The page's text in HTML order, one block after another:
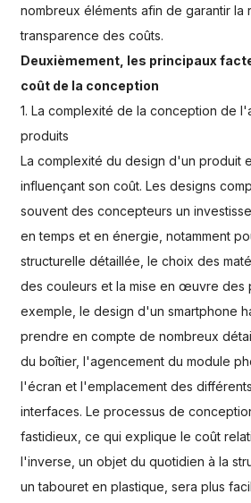
nombreux éléments afin de garantir la
transparence des coûts.
Deuxièmement, les principaux
coût de la conception
1. La complexité de la conception de
produits
La complexité du design d'un produit
influençant son coût. Les designs
souvent des concepteurs un
en temps et en énergie, notamment
structurelle détaillée, le choix des
des couleurs et la mise en œuvre des
exemple, le design d'un smartphone
prendre en compte de nombreux
du boîtier, l'agencement du module
l'écran et l'emplacement des
interfaces. Le processus de
fastidieux, ce qui explique le coût
l'inverse, un objet du quotidien à la
un tabouret en plastique, sera plus